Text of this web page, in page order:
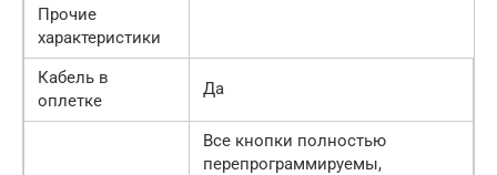
Прочие
характеристики
Кабель в
оплетке
Да
Все кнопки полностью
перепрограммируемы,